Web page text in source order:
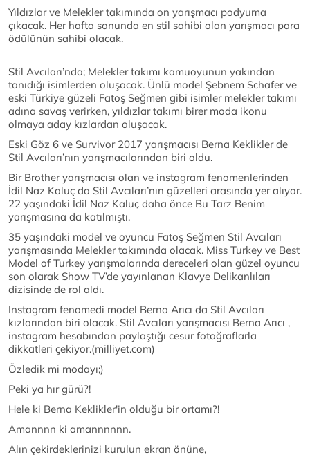
Yıldızlar ve Melekler takımında on yarışmacı podyuma
çıkacak. Her hafta sonunda en stil sahibi olan yarışmacı para
ödülünün sahibi olacak.
Stil Avcıları’nda; Melekler takımı kamuoyunun yakından
tanıdığı isimlerden oluşacak. Ünlü model Şebnem Schafer ve
eski Türkiye güzeli Fatoş Seğmen gibi isimler melekler takımı
adına savaş verirken, yıldızlar takımı birer moda ikonu
olmaya aday kızlardan oluşacak.
Eski Göz 6 ve Survivor 2017 yarışmacısı Berna Keklikler de
Stil Avcıları’nın yarışmacılarından biri oldu.
Bir Brother yarışmacısı olan ve instagram fenomenlerinden
İdil Naz Kaluç da Stil Avcıları’nın güzelleri arasında yer alıyor.
22 yaşındaki İdil Naz Kaluç daha önce Bu Tarz Benim
yarışmasına da katılmıştı.
35 yaşındaki model ve oyuncu Fatoş Seğmen Stil Avcıları
yarışmasında Melekler takımında olacak. Miss Turkey ve Best
Model of Turkey yarışmalarında dereceleri olan güzel oyuncu
son olarak Show TV’de yayınlanan Klavye Delikanlıları
dizisinde de rol aldı.
Instagram fenomedi model Berna Arıcı da Stil Avcıları
kızlarından biri olacak. Stil Avcıları yarışmacısı Berna Arıcı ,
instagram hesabından paylaştığı cesur fotoğraflarla
dikkatleri çekiyor.(milliyet.com)
Özledik mi modayı;)
Peki ya hır gürü?!
Hele ki Berna Keklikler'in olduğu bir ortamı?!
Amannnn ki amannnnnn.
Alın çekirdeklerinizi kurulun ekran önüne,